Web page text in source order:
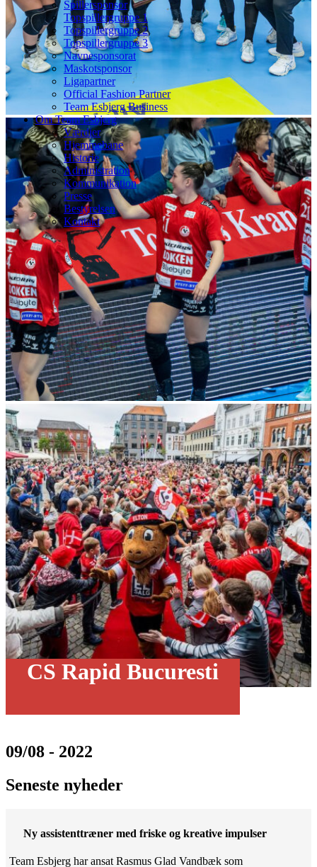
Spillersponsor
Topspillergruppe 1
Topspillergruppe 2
Topspillergruppe 3
Navnesponsorat
Maskotsponsor
Ligapartner
Official Fashion Partner
Team Esbjerg Business
Om Team Esbjerg
Værdier
Hjemmebane
Historie
Administration
Kommunikation
Presse
Bestyrelsen
Kontakt
CS Rapid Bucuresti
09/08 - 2022
Seneste nyheder
Ny assistenttræner med friske og kreative impulser
Team Esbjerg har ansat Rasmus Glad Vandbæk som